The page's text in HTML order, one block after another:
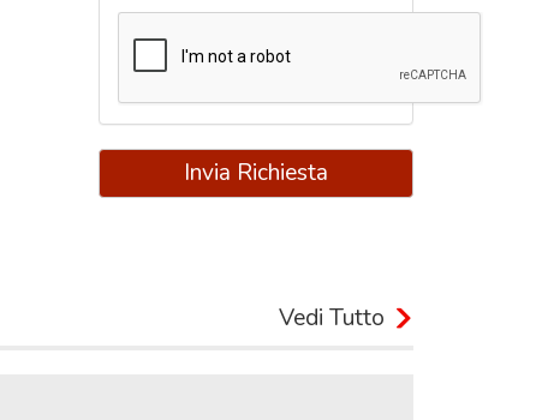
Invia Richiesta
Vedi Tutto